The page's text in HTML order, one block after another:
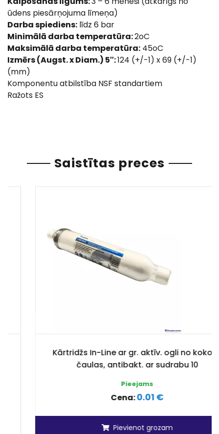
ūdens piesārņojuma līmeņa)
Darba spiediens: līdz 6 bar
Minimālā darba temperatūra:2oC
Maksimālā darba temperatūra: 45oC
Izmērs (Augst. x Diam.) 5″:124 (+/-1) x 69 (+/-1)
(mm)
Komponentu atbilstība NSF standartiem
Ražots ES
Saistītas preces
Kārtridžs In-Line ar gr. aktīv. ogli no kokosr.
čaulas, antibakt. ar sudrabu 10
Pieejams
0.01 €
Pievienot grozam